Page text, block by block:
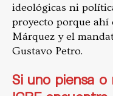
ideológicas ni
proyecto porque ahí
Márquez y el
Gustavo Petro.
Si uno piensa o